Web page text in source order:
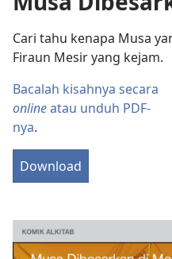
Cari tahu kenapa Musa
Firaun Mesir yang kejam.
Bacalah kisahnya secara
onlineatau unduh PDF-
nya.
Download